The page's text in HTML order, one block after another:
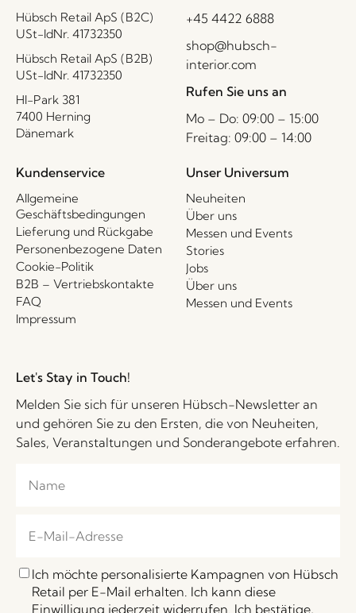
Hübsch Retail ApS (B2C)
USt-IdNr. 41732350
Hübsch Retail ApS (B2B)
USt-IdNr. 41732350
HI-Park 381
7400 Herning
Dänemark
+45 4422 6888
shop@hubsch-
interior.com
Rufen Sie uns an
Mo – Do: 09:00 – 15:00
Freitag: 09:00 – 14:00
Kundenservice
Allgemeine
Geschäftsbedingungen
Lieferung und Rückgabe
Personenbezogene Daten
Cookie-Politik
B2B – Vertriebskontakte
FAQ
Impressum
Unser Universum
Neuheiten
Über uns
Messen und Events
Stories
Jobs
Über uns
Messen und Events
Let's Stay in Touch!
Melden Sie sich für unseren Hübsch-Newsletter an
und gehören Sie zu den Ersten, die von Neuheiten,
Sales, Veranstaltungen und Sonderangebote erfahren.
Ich möchte personalisierte Kampagnen von Hübsch
Retail per E-Mail erhalten. Ich kann diese
Einwilligung jederzeit widerrufen. Ich bestätige,